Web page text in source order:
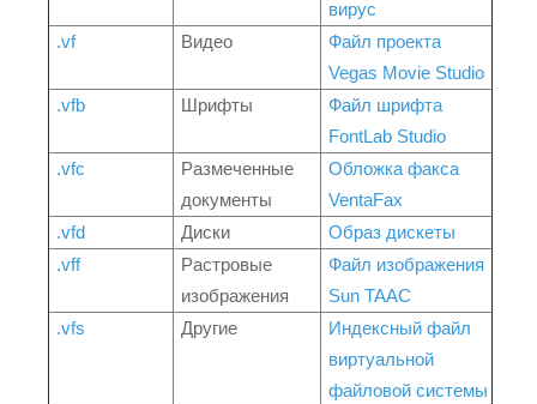
вирус
.vf
Видео
Файл проекта
Vegas Movie Studio
.vfb
Шрифты
Файл шрифта
FontLab Studio
.vfc
Размеченные
документы
Обложка факса
VentaFax
.vfd
Диски
Образ дискеты
.vff
Растровые
изображения
Файл изображения
Sun TAAC
.vfs
Другие
Индексный файл
виртуальной
файловой системы